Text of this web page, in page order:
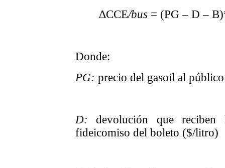
∆CCE/bus = (PG – D –
Donde:
PG: precio del gasoil al
D: devolución que reciben
fideicomiso del boleto ($/litro)